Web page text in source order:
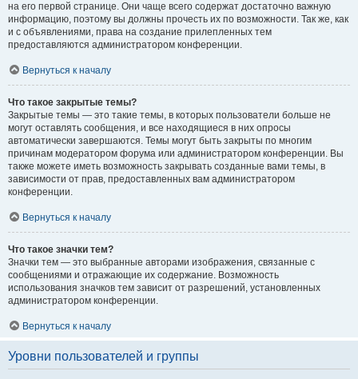
на его первой странице. Они чаще всего содержат достаточно важную
информацию, поэтому вы должны прочесть их по возможности. Так же, как
и с объявлениями, права на создание прилепленных тем
предоставляются администратором конференции.
Вернуться к началу
Что такое закрытые темы?
Закрытые темы — это такие темы, в которых пользователи больше не
могут оставлять сообщения, и все находящиеся в них опросы
автоматически завершаются. Темы могут быть закрыты по многим
причинам модератором форума или администратором конференции. Вы
также можете иметь возможность закрывать созданные вами темы, в
зависимости от прав, предоставленных вам администратором
конференции.
Вернуться к началу
Что такое значки тем?
Значки тем — это выбранные авторами изображения, связанные с
сообщениями и отражающие их содержание. Возможность
использования значков тем зависит от разрешений, установленных
администратором конференции.
Вернуться к началу
Уровни пользователей и группы